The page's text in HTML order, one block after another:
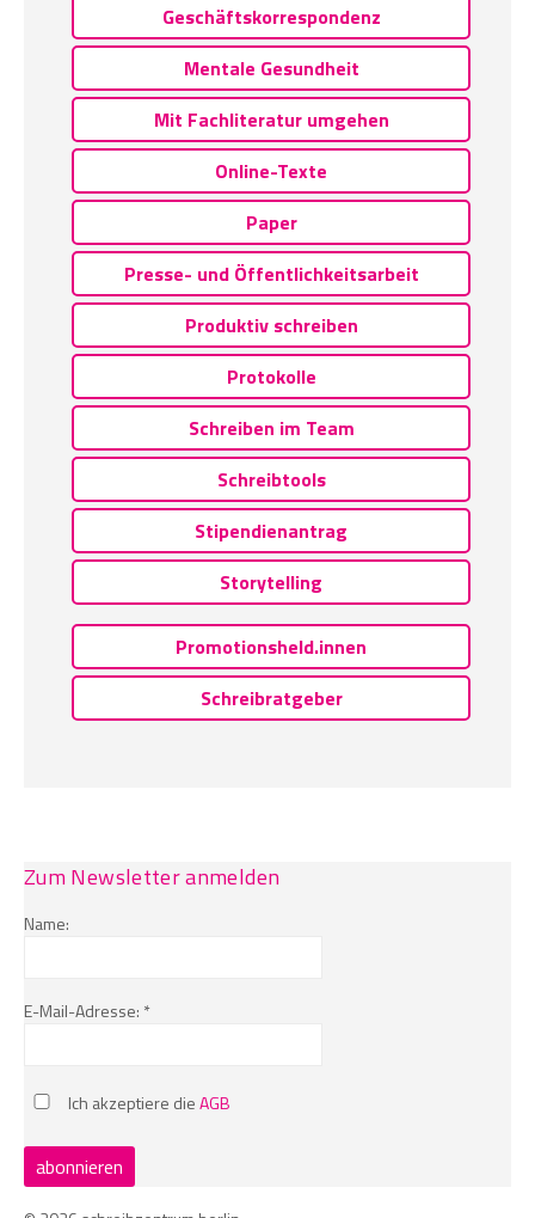
Geschäftskorrespondenz
Mentale Gesundheit
Mit Fachliteratur umgehen
Online-Texte
Paper
Presse- und Öffentlichkeitsarbeit
Produktiv schreiben
Protokolle
Schreiben im Team
Schreibtools
Stipendienantrag
Storytelling
Promotionsheld.innen
Schreibratgeber
Zum Newsletter anmelden
Name:
E-Mail-Adresse: *
Ich akzeptiere dieAGB